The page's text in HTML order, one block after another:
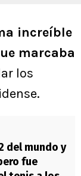
increíble
marcaba
los
del mundo y
fue